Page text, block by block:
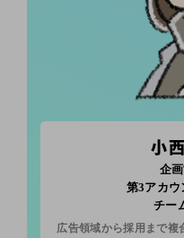
小
企
第3アカ
チー
広告領域から採用まで複